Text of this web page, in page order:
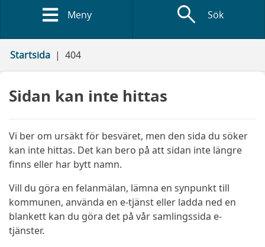
Meny search Sök
Startsida 404
Sidan kan inte hittas
Vi ber om ursäkt för besväret, men den sida du söker
kan inte hittas. Det kan bero på att sidan inte längre
finns eller har bytt namn.
Vill du göra en felanmälan, lämna en synpunkt till
kommunen, använda en e-tjänst eller ladda ned en
blankett kan du göra det på vår samlingssida e-
tjänster.